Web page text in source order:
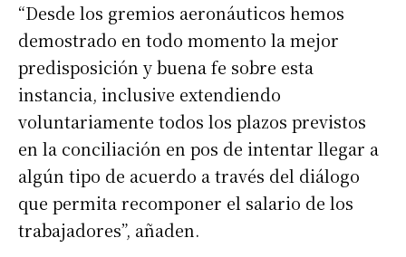
“Desde los gremios aeronáuticos hemos
demostrado en todo momento la mejor
predisposición y buena fe sobre esta
instancia, inclusive extendiendo
voluntariamente todos los plazos previstos
en la conciliación en pos de intentar llegar a
algún tipo de acuerdo a través del diálogo
que permita recomponer el salario de los
trabajadores”, añaden.